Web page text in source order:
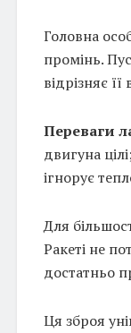
Головна
промінь.
відрізняє
Переваги
двигуна
ігнорує
Для
Ракеті не
достатньо
Ця зброя